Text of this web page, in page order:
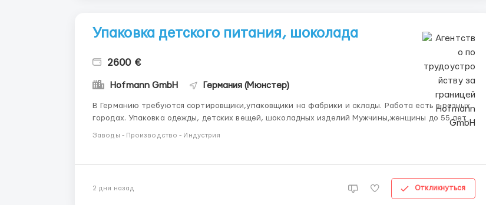
Упаковка детского питания, шоколада
2600 €
Hofmann GmbH Германия (Мюнстер)
В Германию требуются сортировщики,упаковщики на фабрики и склады. Работа есть в разных
городах. Упаковка одежды, детских вещей, шоколадных изделий Мужчины,женщины до 55 лет
Заводы - Производство - Индустрия
2 дня назад Откликнуться